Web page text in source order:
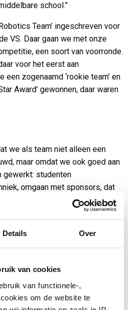
Details Over
van cookies
van functionele-,
om de website te
school.”
Team’ ingeschreven voor
VS. Daar gaan we met onze
een soort van voorronde.
voor het eerst aan
een zogenaamd ‘rookie team’ en
Award’ gewonnen, daar waren
we als team niet alleen een
maar omdat we ook goed aan
gewerkt: studenten
omgaan met sponsors, dat
een ticket naar de WK gekregen,
ervaring. Dit jaar zijn we met de
dan de kwartfinales, maar wel
een team met studenten
met Fontys Mechatronica,
Maar we hebben ook